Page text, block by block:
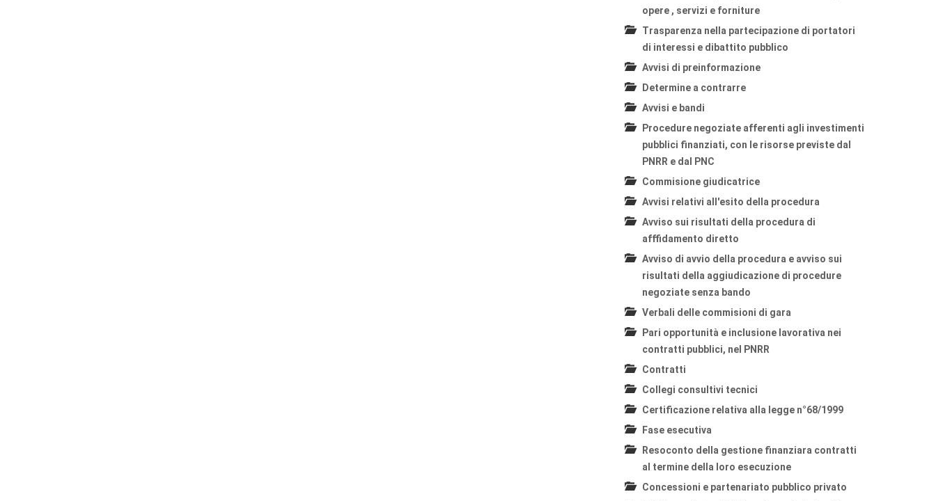
opere , servizi e forniture
Trasparenza nella partecipazione di portatori
di interessi e dibattito pubblico
Avvisi di preinformazione
Determine a contrarre
Avvisi e bandi
Procedure negoziate afferenti agli investimenti
pubblici finanziati, con le risorse previste dal
PNRR e dal PNC
Commisione giudicatrice
Avvisi relativi all'esito della procedura
Avviso sui risultati della procedura di
afffidamento diretto
Avviso di avvio della procedura e avviso sui
risultati della aggiudicazione di procedure
negoziate senza bando
Verbali delle commisioni di gara
Pari opportunità e inclusione lavorativa nei
contratti pubblici, nel PNRR
Contratti
Collegi consultivi tecnici
Certificazione relativa alla legge n°68/1999
Fase esecutiva
Resoconto della gestione finanziara contratti
al termine della loro esecuzione
Concessioni e partenariato pubblico privato